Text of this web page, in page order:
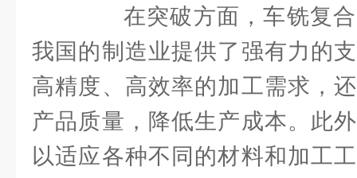
在突破方面，车铣复合
我国的制造业提供了强有力的
高精度、高效率的加工需求，
产品质量，降低生产成本。此
以适应各种不同的材料和加工